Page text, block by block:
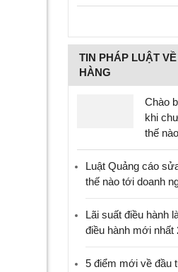
TIN PHÁP LUẬT
HÀNG
Chào
khi
thế
Luật Quảng cáo
thế nào tới doanh
Lãi suất điều hành
điều hành mới nhất
5 điểm mới về đầu